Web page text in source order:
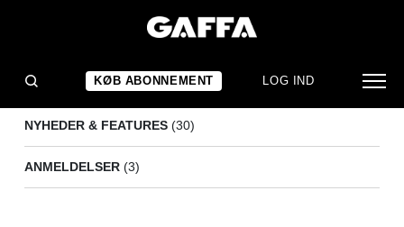
KØB ABONNEMENT LOG IND
NYHEDER & FEATURES (30)
ANMELDELSER (3)